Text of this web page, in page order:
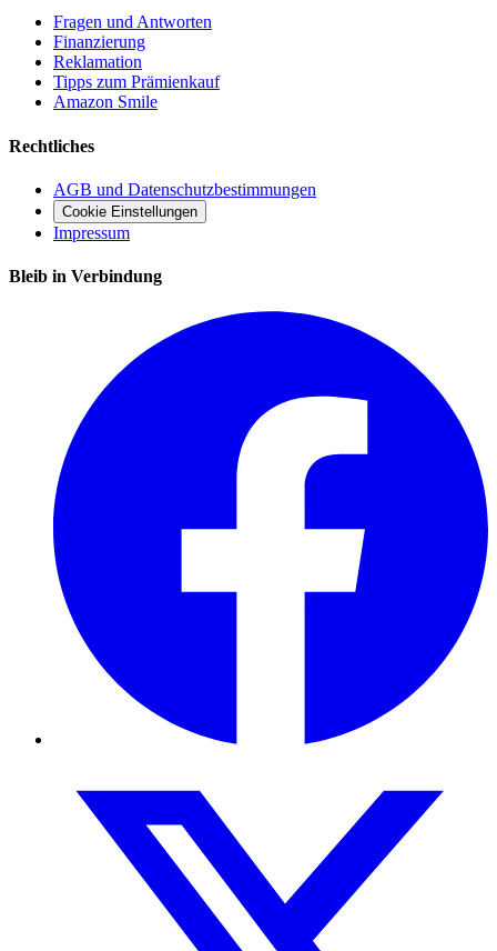
Fragen und Antworten
Finanzierung
Reklamation
Tipps zum Prämienkauf
Amazon Smile
Rechtliches
AGB und Datenschutzbestimmungen
Cookie Einstellungen
Impressum
Bleib in Verbindung